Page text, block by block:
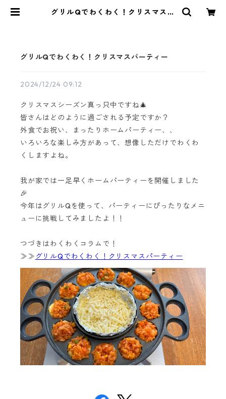
グリルQでわくわく！クリスマスパ
グリルQでわくわく！クリスマスパーティー
2024/12/24 09:12
クリスマスシーズン真っ只中ですね🎄
皆さんはどのように過ごされる予定ですか？
外食でお祝い、まったりホームパーティー、、
いろいろな楽しみ方があって、想像しただけでわくわ
くしますよね。
我が家では一足早くホームパーティーを開催しました
🎉
今年はグリルQを使って、パーティーにぴったりなメニ
ューに挑戦してみましたよ！！
つづきはわくわくコラムで！
≫≫ グリルQでわくわく！クリスマスパーティー